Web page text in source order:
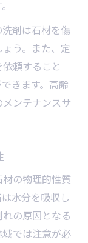
剤は石材を傷
う。また、定
頼すること
きます。高齢
ンテナンスサ
の物理的性質
水分を吸収し
の原因となる
では注意が必